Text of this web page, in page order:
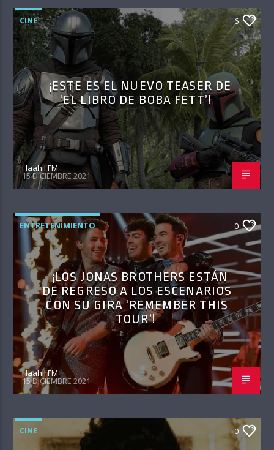
CINE 6
¡ESTE ES EL NUEVO TEASER DE
‘EL LIBRO DE BOBA FETT’!
Haahil FM
15 DICIEMBRE 2021
ENTRETENIMIENTO 0
¡LOS JONAS BROTHERS ESTÁN
DE REGRESO A LOS ESCENARIOS
CON SU GIRA ‘REMEMBER THIS
TOUR’!
Haahil FM
15 DICIEMBRE 2021
CINE 0